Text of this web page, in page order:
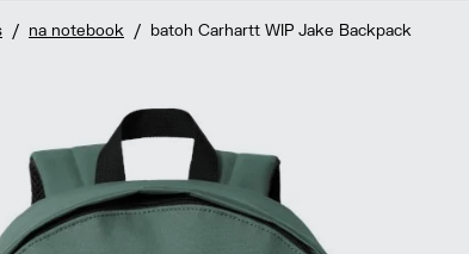
/ na notebook / batoh Carhartt WIP Jake Backpack